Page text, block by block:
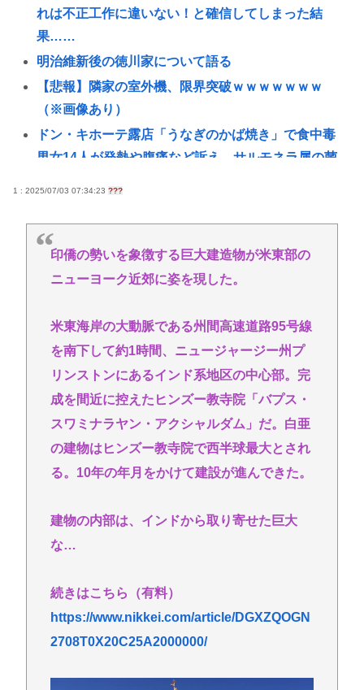
れは不正工作に違いない！と確信してしまった結
果……
明治維新後の徳川家について語る
【悲報】隣家の室外機、限界突破ｗｗｗｗｗｗｗ
（※画像あり）
ドン・キホーテ露店「うなぎのかば焼き」で食中毒
男女14人が発熱や腹痛など訴え…サルモネラ属の菌
よ！」「保険にも入れないヤツは運転すんなよ」
【悲報】外国人の医療費未払いが多すぎたので病院
が外国人の治療を断るようになってしまう
共産党信者「募金で共産党を叩くのは、頑張る人を
邪魔したいという日本人らしい薄暗い欲望のせい」
パチ●コ中毒者の99%はアニメに興味なく、いつも打
ってる台の原作も知らないという不都合な真実
【ﾌｧﾝｻﾏﾘｨ】熊本地震報道 真実より視聴率と高市叩
きが大事なオールドメディア 熊本県知事が被災
者・遺族への取材に怒り「極めて強い不満、苦情が
福井県のコメ農家「今年はコメを売ってくれと業者
が来ない！高市総理が許せない！もう愛想尽かし
【悲報】福田雄一さん「新ケロロに福田組が出ま
す！」→爆死 ちいかわの監督「原作に忠実に」→爆
売れwww
1 : 2025/07/03 07:34:23 ???
印僑の勢いを象徴する巨大建造物が米東部の
ニューヨーク近郊に姿を現した。
米東海岸の大動脈である州間高速道路95号線
を南下して約1時間、ニュージャージー州プ
リンストンにあるインド系地区の中心部。完
成を間近に控えたヒンズー教寺院「バプス・
スワミナラヤン・アクシャルダム」だ。白亜
の建物はヒンズー教寺院で西半球最大とされ
る。10年の年月をかけて建設が進んできた。
建物の内部は、インドから取り寄せた巨大
な…
続きはこちら（有料）
https://www.nikkei.com/article/DGXZQOGN
2708T0X20C25A2000000/